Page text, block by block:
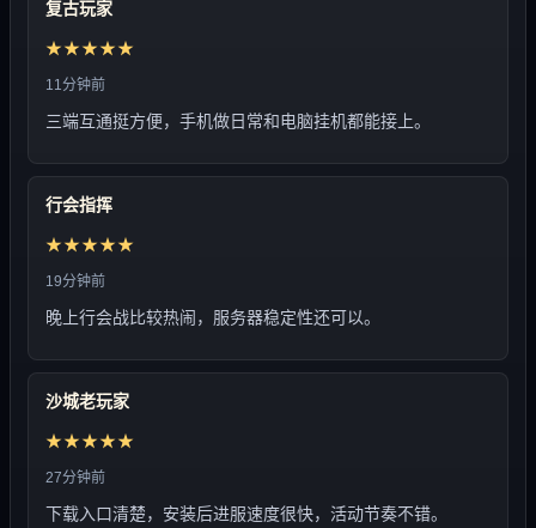
复古玩家
★★★★★
11分钟前
三端互通挺方便，手机做日常和电脑挂机都能接上。
行会指挥
★★★★★
19分钟前
晚上行会战比较热闹，服务器稳定性还可以。
沙城老玩家
★★★★★
27分钟前
下载入口清楚，安装后进服速度很快，活动节奏不错。